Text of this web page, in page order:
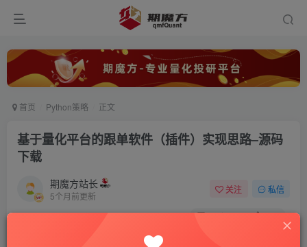
首页 Python策略 正文
基于量化平台的跟单软件（插件）实现思路–源码
下载
期魔方站长
5个月前更新
关注 私信
0 4710 699